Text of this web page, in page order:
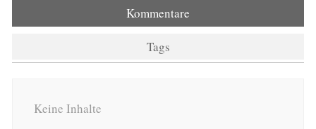
Kommentare
Tags
Keine Inhalte